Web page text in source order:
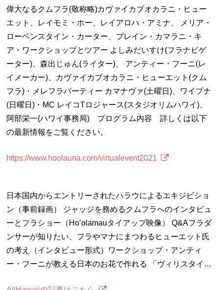
偉大なるクムフラ(敬称略)カヴァイカプオカラニ・ヒュー
エット、レイモミ・ホー、レイアロハ・アミナ、 メリア・
ローベンスタイン・カーター、ブレイン・カマラニ・キ
ア・ワークショップとツアー よしみだいすけ(フラナビゲ
ーター)、森出じゅん(ライター)、 アンティー・フーニ(レ
イメーカー)、カヴァイカプオカラニ・ヒューエット(クム
フラ)・メレフラパーティー カマナヴァ(土曜日)、ワイプナ
(日曜日)・MC レイコTロジャース(スタジオリムハワイ)、
阿部栄一(ハワイ事務局) プログラム内容 詳しくは以下
の最新情報をご覧ください。
https://www.hoolauna.com/virtualevent2021
日本国内からエントリーされたハラウによるエキジビショ
ン（事前録画） ジャッジを務めるクムフラへのインタビュ
ーとフラショー（Hoʼolamauタイアップ映像） Q&Aフラダ
ンサーが知りたい、フラやマナにまつわるヒューエット氏
の考え（インタビュー形式）ワークショップ・アンティ
ー・フーニが教える日本のお花で作れる 「ヴィリスタイ…